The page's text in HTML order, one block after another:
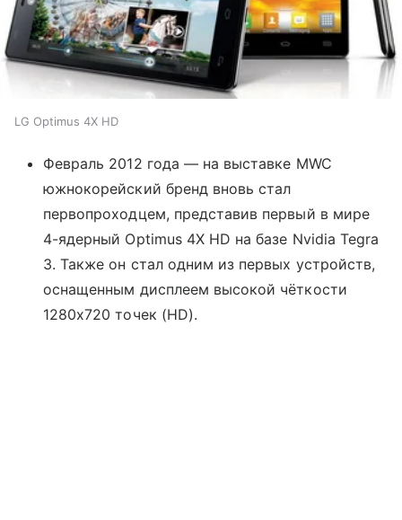
LG Optimus 4X HD
Февраль 2012 года — на выставке MWC
южнокорейский бренд вновь стал
первопроходцем, представив первый в мире
4-ядерный Optimus 4X HD на базе Nvidia Tegra
3. Также он стал одним из первых устройств,
оснащенным дисплеем высокой чёткости
1280х720 точек (HD).